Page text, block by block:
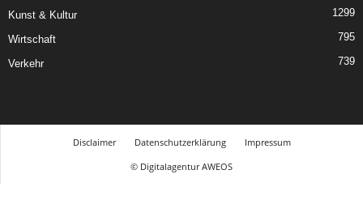
Kunst & Kultur 1299
Wirtschaft 795
Verkehr 739
Disclaimer Datenschutzerklärung
Impressum
© Digitalagentur AWEOS